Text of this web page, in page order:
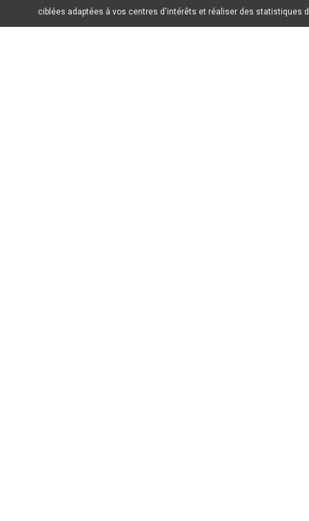
ciblées adaptées à vos centres d'intérêts et réaliser des statistiques